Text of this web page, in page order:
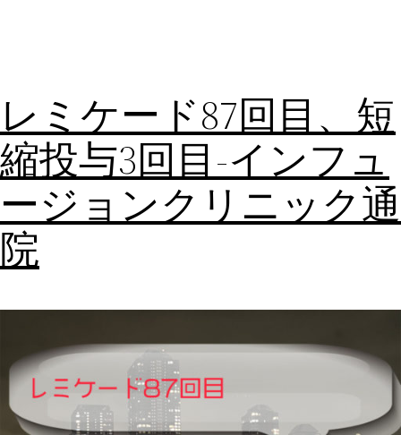
レミケード87回目、短
縮投与3回目-インフュ
ージョンクリニック通
院